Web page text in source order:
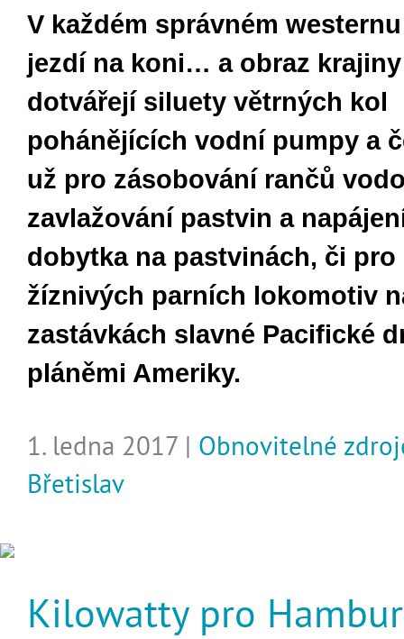
V každém správném
jezdí na koni… a obraz
dotvářejí siluety větrných kol
pohánějících vodní pumpy a
už pro zásobování rančů
zavlažování pastvin a
dobytka na pastvinách, či pro
žíznivých parních lokomotiv
zastávkách slavné Pacifické
pláněmi Ameriky.
1. ledna 2017 | Obnovitelné
Břetislav
Kilowatty pro